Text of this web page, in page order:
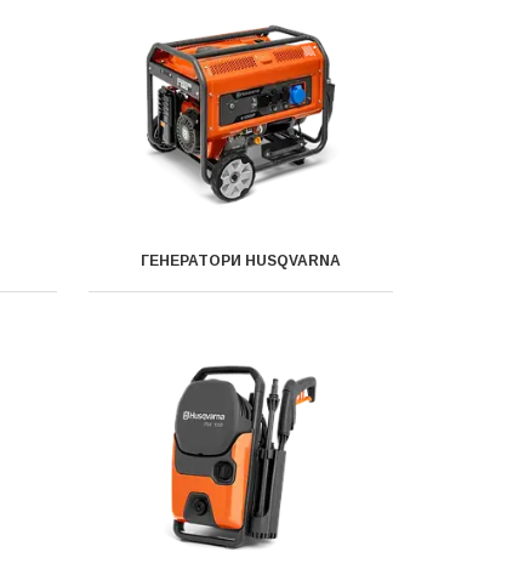
ГЕНЕРАТОРИ HUSQVARNA